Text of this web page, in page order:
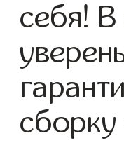
себя! В